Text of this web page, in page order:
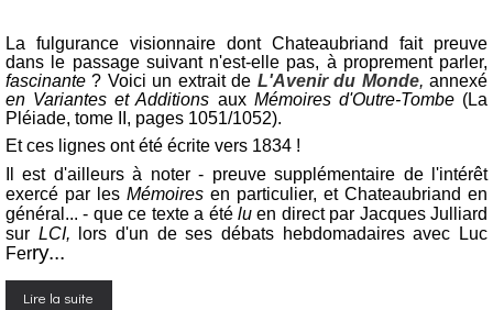
La fulgurance visionnaire dont Chateaubriand fait preuve
dans le passage suivant n'est-elle pas, à proprement parler,
fascinante ? Voici un extrait de L'Avenir du Monde, annexé
en Variantes et Additions aux Mémoires d'Outre-Tombe(La
Pléiade, tome II, pages 1051/1052).
Et ces lignes ont été écrite vers 1834 !
Il est d'ailleurs à noter - preuve supplémentaire de l'intérêt
exercé par les Mémoires en particulier, et Chateaubriand en
général... - que ce texte a été luen direct par Jacques Julliard
sur LCI, lors d'un de ses débats hebdomadaires avec Luc
Ferry...
Lire la suite